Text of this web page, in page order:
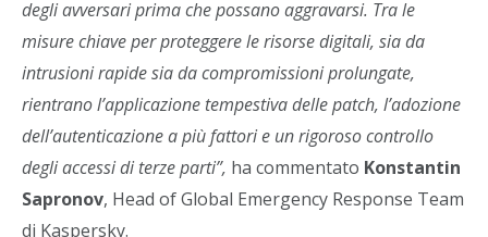
degli avversari prima che possano aggravarsi. Tra le
misure chiave per proteggere le risorse digitali, sia da
intrusioni rapide sia da compromissioni prolungate,
rientrano l’applicazione tempestiva delle patch, l’adozione
dell’autenticazione a più fattori e un rigoroso controllo
degli accessi di terze parti”, ha commentato Konstantin
Sapronov, Head of Global Emergency Response Team
di Kaspersky.